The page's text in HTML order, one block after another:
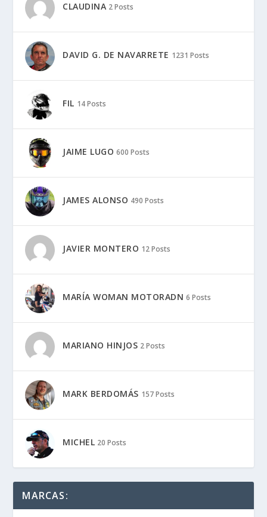
CLAUDINA 2 Posts
DAVID G. DE NAVARRETE 1231 Posts
FIL 14 Posts
JAIME LUGO 600 Posts
JAMES ALONSO 490 Posts
JAVIER MONTERO 12 Posts
MARÍA WOMAN MOTORADN 6 Posts
MARIANO HINJOS 2 Posts
MARK BERDOMÁS 157 Posts
MICHEL 20 Posts
MARCAS: